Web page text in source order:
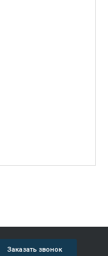
Заказать звонок